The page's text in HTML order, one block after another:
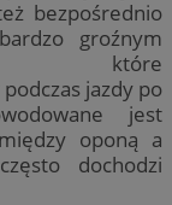
bezpośrednio
groźnym
które
jazdy po
jest
oponą a
dochodzi